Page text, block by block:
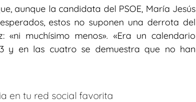
aunque la candidata del PSOE, María Jesús
estos no suponen una derrota del
«ni muchísimo menos». «Era un calendario
y en las cuatro se demuestra que no han
en tu red social favorita